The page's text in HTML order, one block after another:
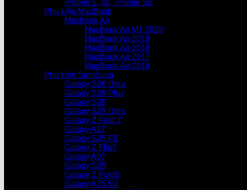
iPhone 5, 5S, iPhone SE
Phụ kiện MacBook
MacBook Air
MacBook Air M1 2020
MacBook Air 2019
MacBook Air 2018
MacBook Air 2017
MacBook Air 2016
Phụ kiện SamSung
Galaxy S26 Ultra
Galaxy S26 Plus
Galaxy S26
Galaxy S25 Ultra
Galaxy Z Fold 7
Galaxy A17
Galaxy S25 FE
Galaxy Z Flip7
Galaxy A07
Galaxy S25
Galaxy Z Fold6
Galaxy A75 5G